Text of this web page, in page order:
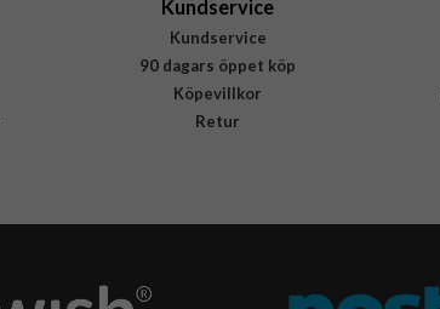
Kundservice
Kundservice
90 dagars öppet köp
Köpevillkor
Retur